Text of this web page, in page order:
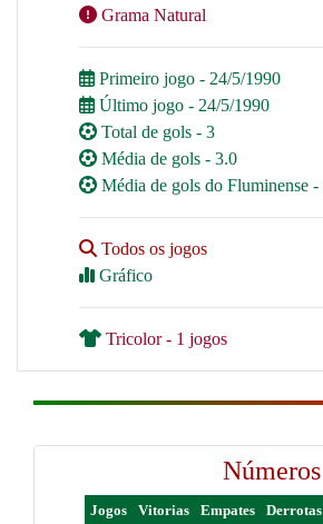
Grama Natural
Primeiro jogo - 24/5/1990
Último jogo - 24/5/1990
Total de gols - 3
Média de gols - 3.0
Média de gols do Fluminense -
Todos os jogos
Gráfico
Tricolor - 1 jogos
Números
Jogos Vitorias Empates Derrotas